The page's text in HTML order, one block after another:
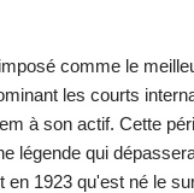
comme le
les courts
à son actif. Cette
légende qui
en 1923 qu'est né le